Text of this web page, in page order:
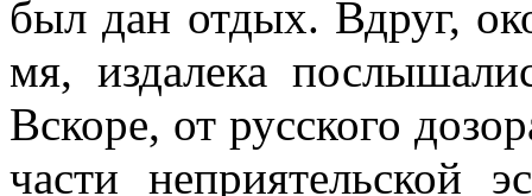
был дан отдых. Вдруг,
мя, издалека
Вскоре, от русского
части неприятель­ской